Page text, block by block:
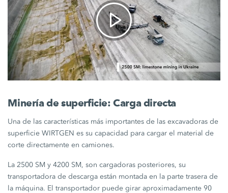
Minería de superficie: Carga directa
Una de las características más importantes de las excavadoras de
superficie WIRTGEN es su capacidad para cargar el material de
corte directamente en camiones.
La 2500 SM y 4200 SM, son cargadoras posteriores, su
transportadora de descarga están montada en la parte trasera de
la máquina. El transportador puede girar aproximadamente 90